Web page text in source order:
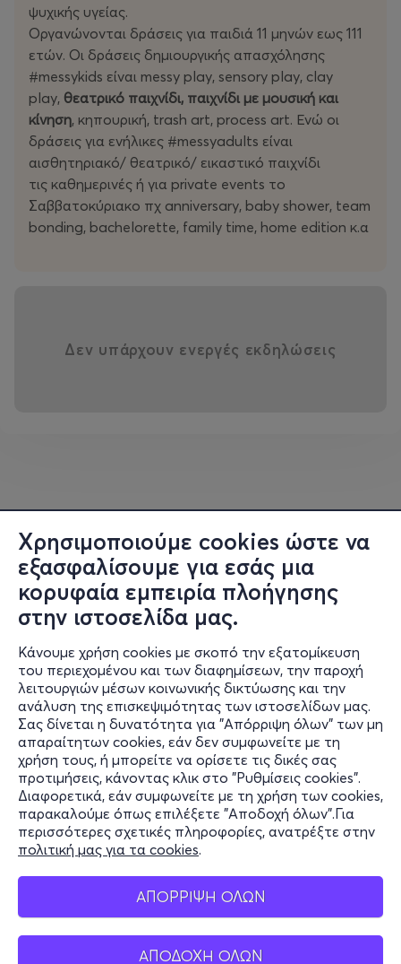
Χρησιμοποιούμε cookies ώστε να
εξασφαλίσουμε για εσάς μια
κορυφαία εμπειρία πλοήγησης
στην ιστοσελίδα μας.
Κάνουμε χρήση cookies με σκοπό την εξατομίκευση
του περιεχομένου και των διαφημίσεων, την παροχή
λειτουργιών μέσων κοινωνικής δικτύωσης και την
ανάλυση της επισκεψιμότητας των ιστοσελίδων μας.
Σας δίνεται η δυνατότητα για "Απόρριψη όλων" των μη
απαραίτητων cookies, εάν δεν συμφωνείτε με τη
χρήση τους, ή μπορείτε να ορίσετε τις δικές σας
προτιμήσεις, κάνοντας κλικ στο "Ρυθμίσεις cookies".
Διαφορετικά, εάν συμφωνείτε με τη χρήση των cookies,
παρακαλούμε όπως επιλέξετε "Αποδοχή όλων".Για
περισσότερες σχετικές πληροφορίες, ανατρέξτε στην
πολιτική μας για τα cookies.
ΑΠΟΡΡΙΨΗ ΟΛΩΝ
ΑΠΟΔΟΧΗ ΟΛΩΝ
ψυχικής υγείας.
Οργανώνονται δράσεις για παιδιά 11 μηνών εως 111
ετών. Οι δράσεις δημιουργικής απασχόλησης
#messykids είναι messy play, sensory play, clay
play, θεατρικό παιχνίδι, παιχνίδι με μουσική και
κίνηση, κηπουρική, trash art, process art. Ενώ οι
δράσεις για ενήλικες #messyadults είναι
αισθητηριακό/ θεατρικό/ εικαστικό παιχνίδι
τις καθημερινές ή για private events το
Σαββατοκύριακο πχ anniversary, baby shower, team
bonding, bachelorette, family time, home edition κ.α
Δεν υπάρχουν ενεργές εκδηλώσεις
Πληροφορίες
Υποστήριξη
Stay Connected
Mobile app